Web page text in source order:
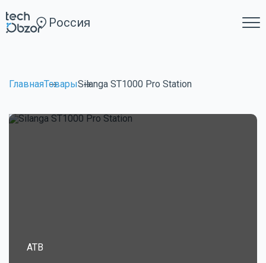
Россия
ГлавнаяТоварыSilanga ST1000 Pro Station
ATB